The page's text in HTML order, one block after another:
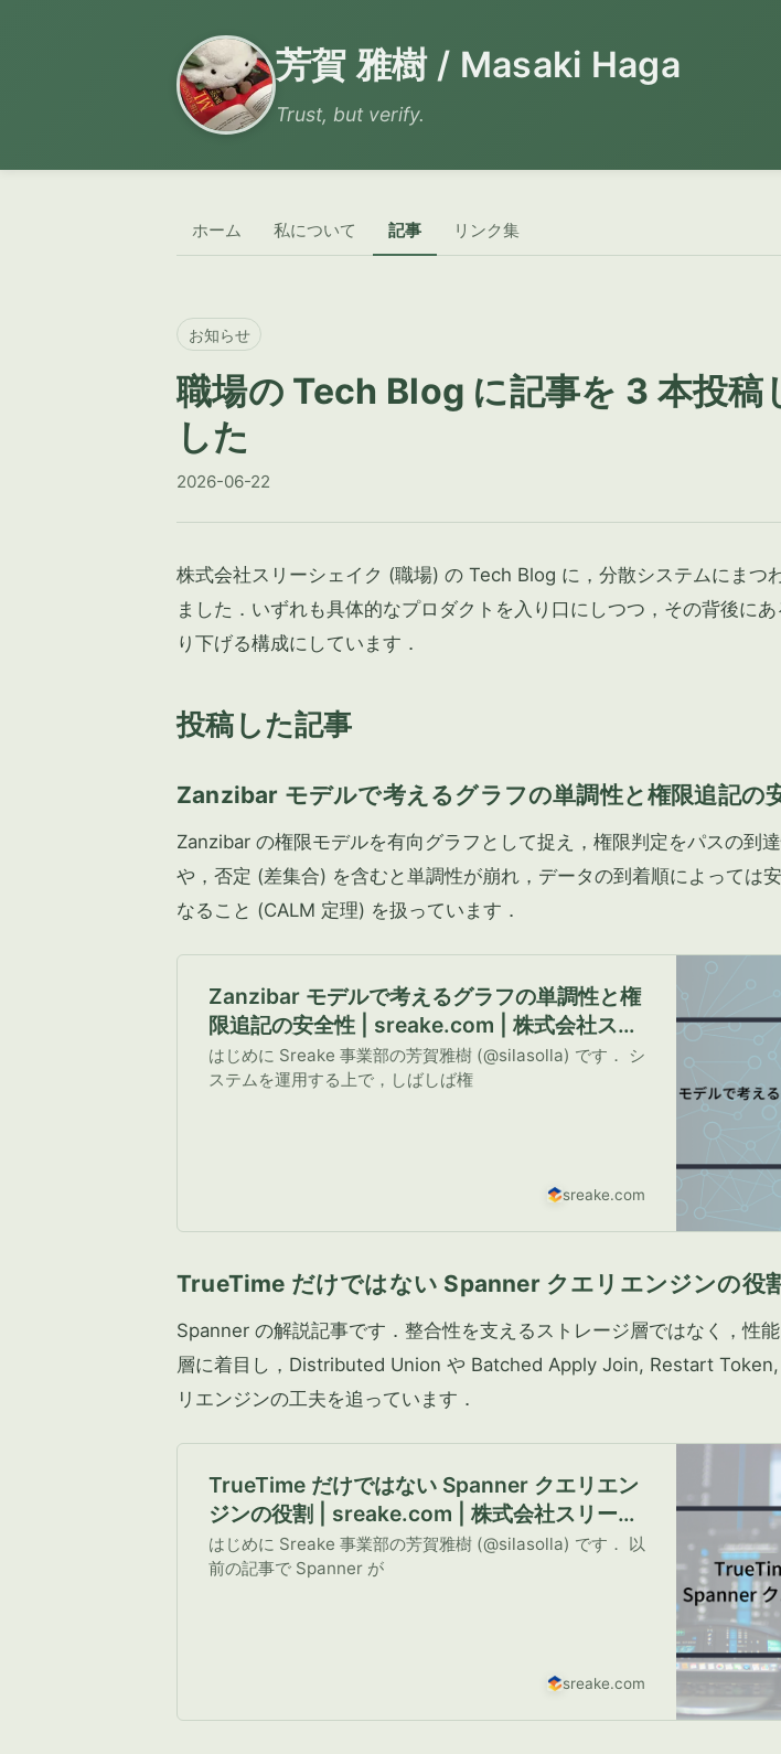
芳賀 雅樹 / Masaki Haga
Trust, but verify.
ホーム 私について 記事 リンク集
お知らせ
職場の Tech Blog に記事を 3 本投稿
した
2026-06-22
株式会社スリーシェイク (職場) の Tech Blog に，分散システムにまつ
ました．いずれも具体的なプロダクトを入り口にしつつ，その背後に
り下げる構成にしています．
投稿した記事
Zanzibar モデルで考えるグラフの単調性と権限追記の
Zanzibar の権限モデルを有向グラフとして捉え，権限判定をパスの到
や，否定 (差集合) を含むと単調性が崩れ，データの到着順によっては
なること (CALM 定理) を扱っています．
Zanzibar モデルで考えるグラフの単調性と権
限追記の安全性 | sreake.com | 株式会社スリ
ーシェイク
はじめに Sreake 事業部の芳賀雅樹 (@silasolla) です． シ
ステムを運用する上で，しばしば権
sreake.com
TrueTime だけではない Spanner クエリエンジンの役
Spanner の解説記事です．整合性を支えるストレージ層ではなく，性
層に着目し，Distributed Union や Batched Apply Join, Restart
リエンジンの工夫を追っています．
TrueTime だけではない Spanner クエリエン
ジンの役割 | sreake.com | 株式会社スリーシ
ェイク
はじめに Sreake 事業部の芳賀雅樹 (@silasolla) です． 以
前の記事で Spanner が
sreake.com